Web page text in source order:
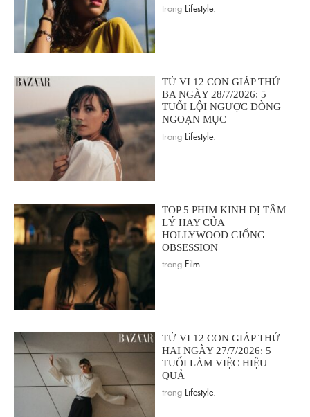
trong Lifestyle
TỬ VI 12 CON GIÁP THỨ
BA NGÀY 28/7/2026: 5
TUỔI LỘI NGƯỢC DÒNG
NGOẠN MỤC
trong Lifestyle
TOP 5 PHIM KINH DỊ TÂM
LÝ HAY CỦA
HOLLYWOOD GIỐNG
OBSESSION
trong Film
TỬ VI 12 CON GIÁP THỨ
HAI NGÀY 27/7/2026: 5
TUỔI LÀM VIỆC HIỆU
QUẢ
trong Lifestyle